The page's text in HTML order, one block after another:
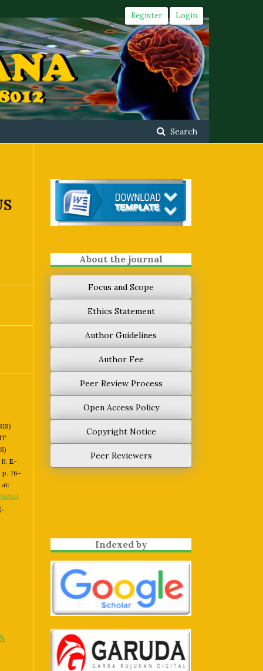
Search
Register Login
E-
p. 76-
About the journal
Focus and Scope
Ethics Statement
Author Guidelines
Author Fee
Peer Review Process
Open Access Policy
Copyright Notice
Peer Reviewers
Indexed by